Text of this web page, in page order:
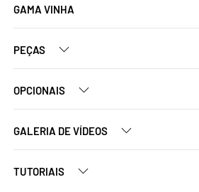
GAMA VINHA
PEÇAS
OPCIONAIS
GALERIA DE VÍDEOS
TUTORIAIS